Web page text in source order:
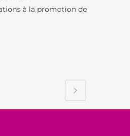
à la promotion de